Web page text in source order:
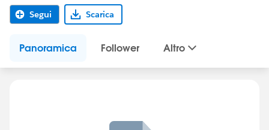
Segui Scarica
Panoramica Follower Altro